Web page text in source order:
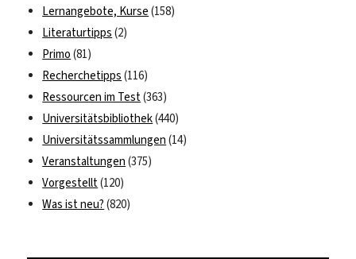
Lernangebote, Kurse (158)
Literaturtipps (2)
Primo (81)
Recherchetipps (116)
Ressourcen im Test(363)
Universitätsbibliothek(440)
Universitätssammlungen (14)
Veranstaltungen (375)
Vorgestellt(120)
Was ist neu? (820)